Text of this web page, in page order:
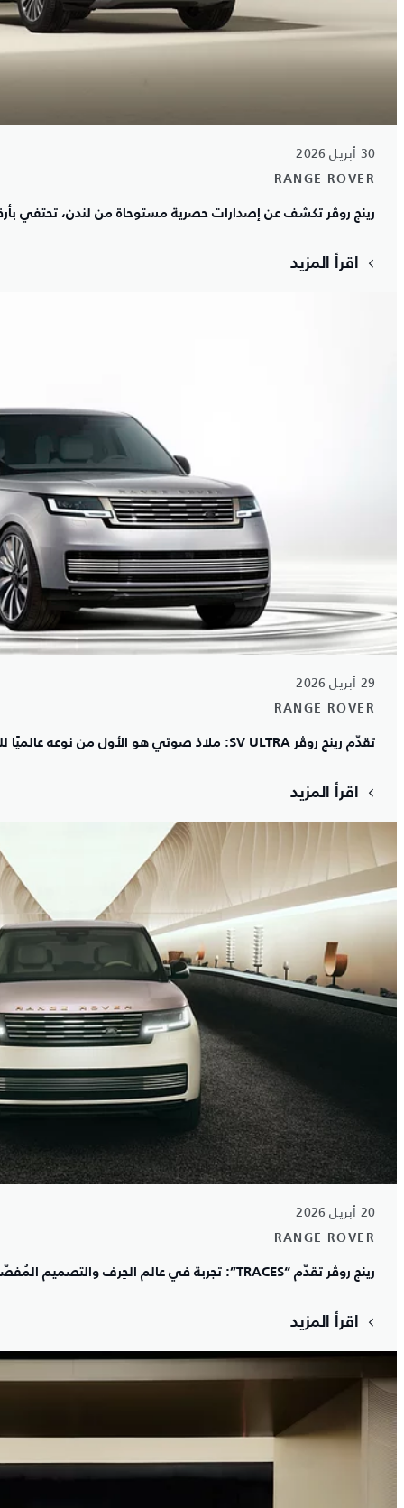
30 أبريل 2026
RANGE ROVER
رينج روڤر تكشف عن إصدارات حصرية مستوحاة من لندن، تحتفي
اقرأ المزيد
29 أبريل 2026
RANGE ROVER
تقدّم رينج روڤر SV ULTRA: ملاذ صوتي هو الأول من نوعه عالميًا للجسد والعقل
اقرأ المزيد
20 أبريل 2026
RANGE ROVER
رينج روڤر تقدّم “TRACES”: تجربة في عالم الحِرف والتصميم المُفصّل خلال أسبوع ميلانو للتصميم 2026
اقرأ المزيد